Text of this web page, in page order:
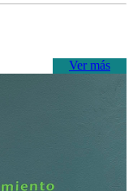
Ver más